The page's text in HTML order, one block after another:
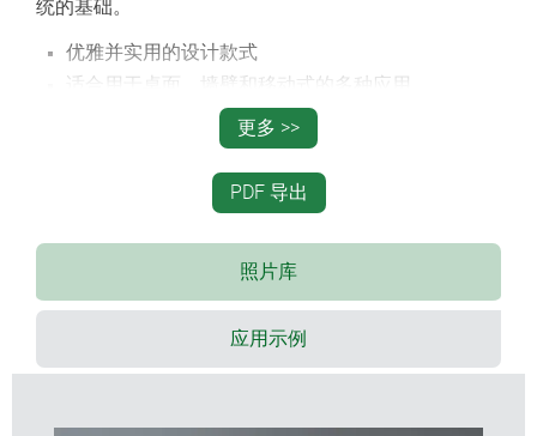
统的基础。
优雅并实用的设计款式
适合用于桌面、墙壁和移动式的多种应用
通过内设格栅状肋条达到高稳定性
简易装配的壳体设计
4 种规格，符合欧洲卡格式，单卡、双卡和特长型
2 个标准高度，如需要其它高度，可以使用连接器
将两个中间壳体连接达到
符合人体工程学的倾斜操作面; 当使用中间壳体时，
侧板条能最佳地封闭接口
塑料前/后板具有相同的表面质量，可进行灵活加工
无或带通风槽的侧板可推入; 与壳体相同颜色或海蓝
机盒稳固脚包含在供货范围内
更多 >>
PDF 导出
照片库
应用示例